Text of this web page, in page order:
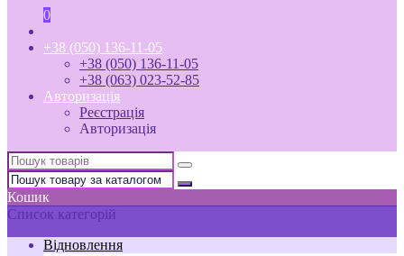
0
+38 (050) 136-11-05
+38 (050) 136-11-05
+38 (063) 023-52-85
Авторизація
Реєстрація
Авторизація
Кошик
Список категорій
Відновлення